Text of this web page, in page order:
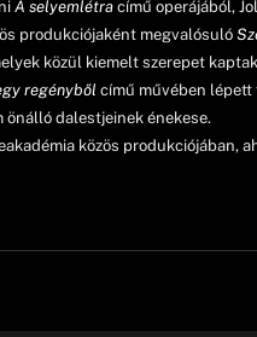
A selyemlétra című operájából,
produkciójaként megvalósuló
közül kiemelt szerepet
regényből című művében lépett
dalestjeinek énekese.
közös produkciójában,